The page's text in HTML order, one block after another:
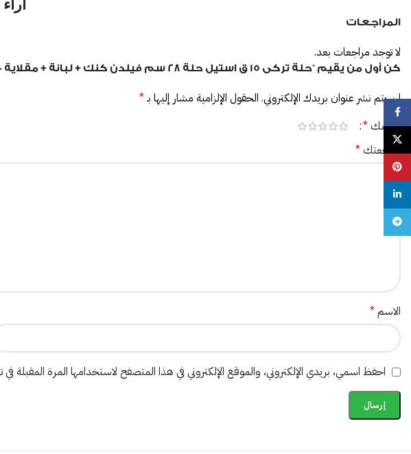
المراجعات
لا توجد مراجعات بعد.
كن أول من يقيم “حلة تركى 15 ق استيل حلة 28 سم فيلدن كنك + لبانة + مقلاية -Silver”
لن يتم نشر عنوان بريدك الإلكتروني. الحقول الإلزامية مشار إليها بـ*
تقييمك*
مراجعتك*
الاسم*
احفظ اسمي، بريدي الإلكتروني، والموقع الإلكتروني في هذا المتصفح لاستخدامها المرة المقبلة في
Pinterest